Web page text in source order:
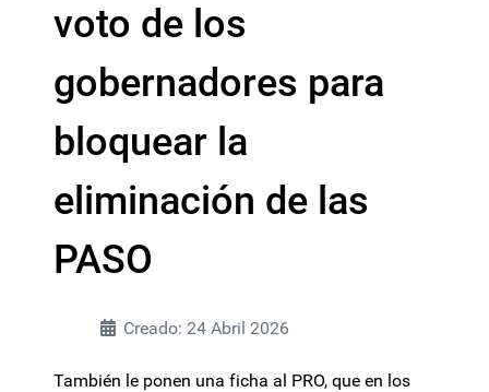
voto de los
gobernadores para
bloquear la
eliminación de las
PASO
Creado: 24 Abril 2026
También le ponen una ficha al PRO, que en los